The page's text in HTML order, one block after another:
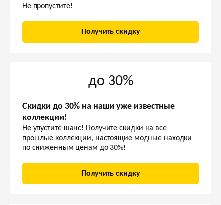
Не пропустите!
Получить скидку
до 30%
Скидки до 30% на наши уже известные
коллекции!
Не упустите шанс! Получите скидки на все
прошлые коллекции, настоящие модные находки
по сниженным ценам до 30%!
Получить скидку